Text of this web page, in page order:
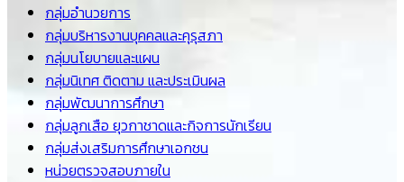
กลุ่มอำนวยการ
กลุ่มบริหารงานบุคคลและคุรุสภา
กลุ่มนโยบายและแผน
กลุ่มนิเทศ ติดตาม และประเมินผล
กลุ่มพัฒนาการศึกษา
กลุ่มลูกเสือ ยุวกาชาดและกิจการนักเรียน
กลุ่มส่งเสริมการศึกษาเอกชน
หน่วยตรวจสอบภายใน